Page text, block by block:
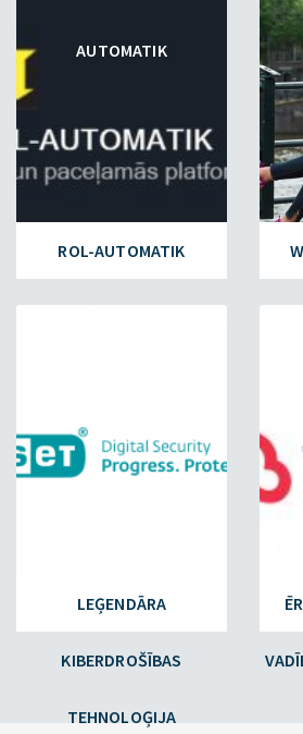
AUTOMATIK
ROL-AUTOMATIK
LEĢENDĀRA
KIBERDROŠĪBAS
TEHNOLOĢIJA